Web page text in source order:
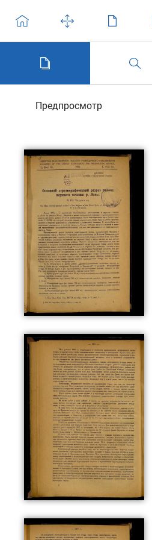
Предпросмотр